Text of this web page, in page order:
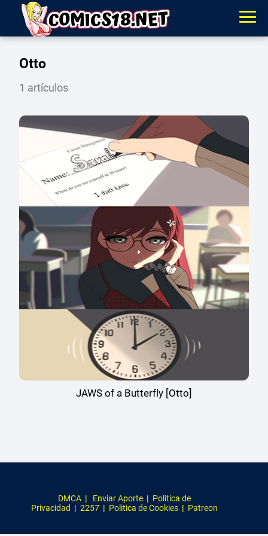
Otto
1 artículos
JAWS of a Butterfly [Otto]
DMCA | Enviar Aporte | Politica de
Privacidad | 2257 | Politica de Cookies | Patreon